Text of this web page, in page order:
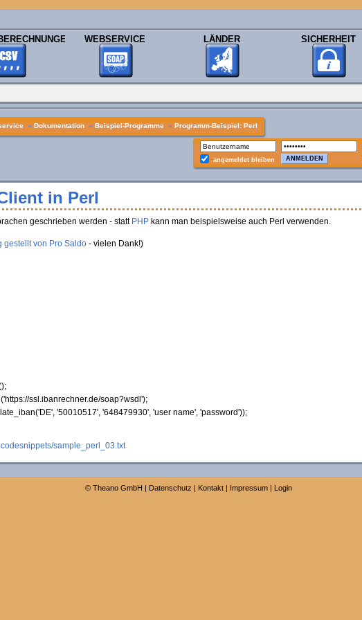
WEBSERVICE LÄNDER SICHERHEIT
» Dokumentation » Beispiel-Programme » Programm-Beispiel: Perl
angemeldet bleiben
in Perl
geschrieben werden - statt PHPkann man beispielsweise auch Perl verwenden.
gestellt von Pro Saldo- vielen Dank!)
);
('https://ssl.ibanrechner.de/soap?wsdl');
('DE', '50010517', '648479930', 'user name', 'password'));
sample_perl_03.txt
© Theano GmbH | Datenschutz | Kontakt| Impressum| Login